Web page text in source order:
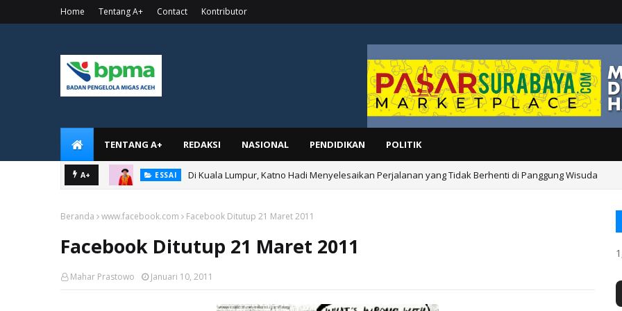
Home Tentang A+ Contact Kontributor
TENTANG A+ REDAKSI NASIONAL PENDIDIKAN POLITIK
A+ ESSAI Di Kuala Lumpur, Katno Hadi Menyelesaikan Perjalanan yang Tidak Berhenti di Panggung Wisuda
Beranda www.facebook.com Facebook Ditutup 21 Maret 2011
Facebook Ditutup 21 Maret 2011
Mahar Prastowo Januari 10, 2011